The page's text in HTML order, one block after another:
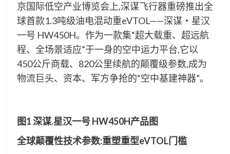
京国际低空产业博览会上,深谋飞行器重磅推出全
球首款1.3吨级油电混动重eVTOL——深谋・星汉
一号 HW450H。作为一款集“超大载重、超远航
程、全场景适应”于一身的空中运力平台,它以
450公斤商载、820公里续航的颠覆级参数,成为
物流巨头、资本、军方争抢的“空中基建神器”。
图1 深谋.星汉一号 HW450H产品图
全球颠覆性技术参数:重塑重型eVTOL门槛